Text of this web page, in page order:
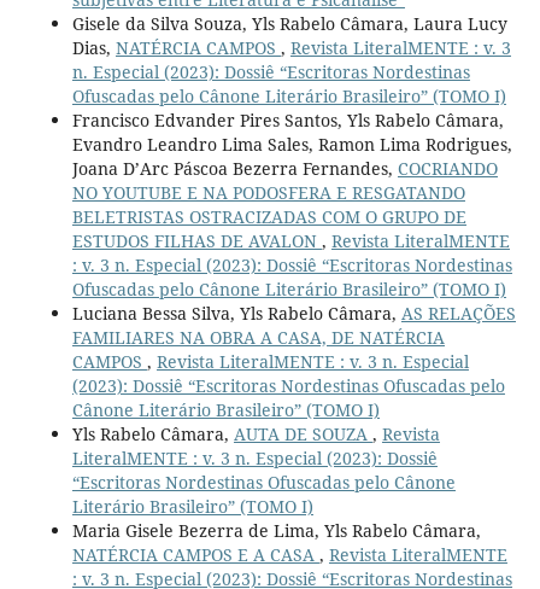
Gisele da Silva Souza, Yls Rabelo Câmara, Laura Lucy
Dias, NATÉRCIA CAMPOS , Revista LiteralMENTE : v. 3
n. Especial (2023): Dossiê “Escritoras Nordestinas
Ofuscadas pelo Cânone Literário Brasileiro” (TOMO I)
Francisco Edvander Pires Santos, Yls Rabelo Câmara,
Evandro Leandro Lima Sales, Ramon Lima Rodrigues,
Joana D’Arc Páscoa Bezerra Fernandes, COCRIANDO
NO YOUTUBE E NA PODOSFERA E RESGATANDO
BELETRISTAS OSTRACIZADAS COM O GRUPO DE
ESTUDOS FILHAS DE AVALON , Revista LiteralMENTE
: v. 3 n. Especial (2023): Dossiê “Escritoras Nordestinas
Ofuscadas pelo Cânone Literário Brasileiro” (TOMO I)
Luciana Bessa Silva, Yls Rabelo Câmara, AS RELAÇÕES
FAMILIARES NA OBRA A CASA, DE NATÉRCIA
CAMPOS , Revista LiteralMENTE : v. 3 n. Especial
(2023): Dossiê “Escritoras Nordestinas Ofuscadas pelo
Cânone Literário Brasileiro” (TOMO I)
Yls Rabelo Câmara, AUTA DE SOUZA , Revista
LiteralMENTE : v. 3 n. Especial (2023): Dossiê
“Escritoras Nordestinas Ofuscadas pelo Cânone
Literário Brasileiro” (TOMO I)
Maria Gisele Bezerra de Lima, Yls Rabelo Câmara,
NATÉRCIA CAMPOS E A CASA , Revista LiteralMENTE
: v. 3 n. Especial (2023): Dossiê “Escritoras Nordestinas